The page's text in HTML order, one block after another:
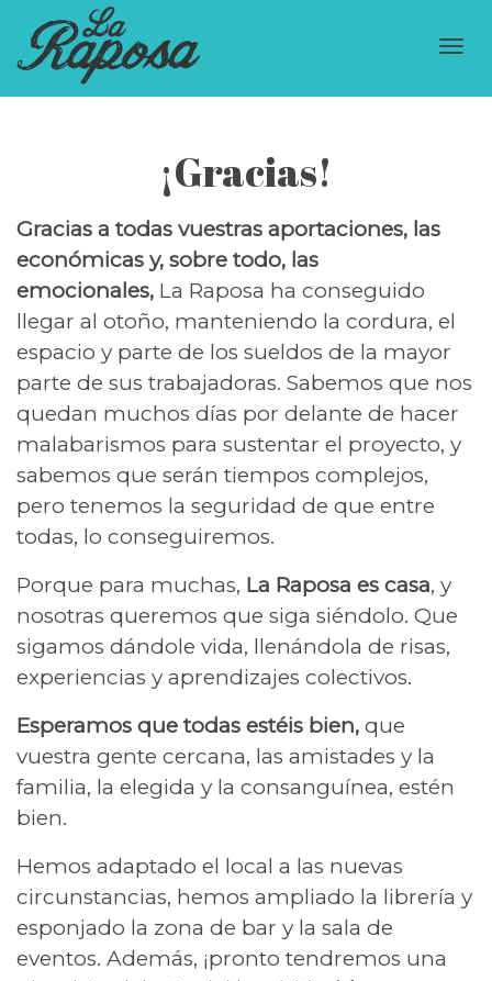
¡Gracias!
Gracias a todas vuestras aportaciones, las
económicas y, sobre todo, las
emocionales, La Raposa ha conseguido
llegar al otoño, manteniendo la cordura, el
espacio y parte de los sueldos de la mayor
parte de sus trabajadoras. Sabemos que nos
quedan muchos días por delante de hacer
malabarismos para sustentar el proyecto, y
sabemos que serán tiempos complejos,
pero tenemos la seguridad de que entre
todas, lo conseguiremos.
Porque para muchas, La Raposa es casa, y
nosotras queremos que siga siéndolo. Que
sigamos dándole vida, llenándola de risas,
experiencias y aprendizajes colectivos.
Esperamos que todas estéis bien, que
vuestra gente cercana, las amistades y la
familia, la elegida y la consanguínea, estén
bien.
Hemos adaptado el local a las nuevas
circunstancias, hemos ampliado la librería y
esponjado la zona de bar y la sala de
eventos. Además, ¡pronto tendremos una